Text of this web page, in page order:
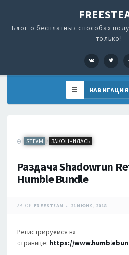
Блог о бесплатных способах
только!
VK
STEAM / ЗАКОНЧИЛАСЬ
Раздача Shadowrun
Humble Bundle
АВТОР: FREESTEAM 21 ИЮНЯ, 2018
Регистрируемся на
странице: https://